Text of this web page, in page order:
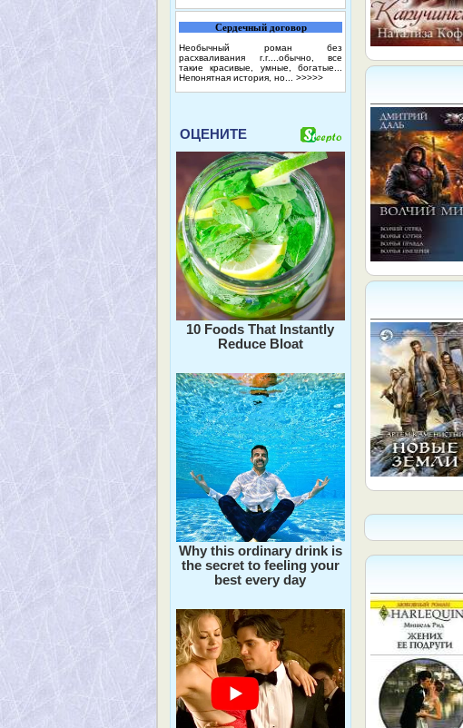
Сердечный договор
Необычный роман без
расхваливания г.г....обычно, все
такие красивые, умные, богатые...
Непонятная история, но... >>>>>
ОЦЕНИТЕ
10 Foods That Instantly
Reduce Bloat
Why this ordinary drink is
the secret to feeling your
best every day